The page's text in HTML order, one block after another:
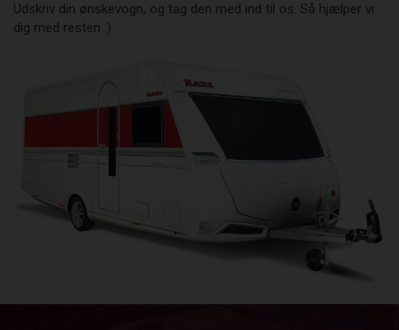
Udskriv din ønskevogn, og tag den med ind til os. Så hjælper vi
dig med resten :)